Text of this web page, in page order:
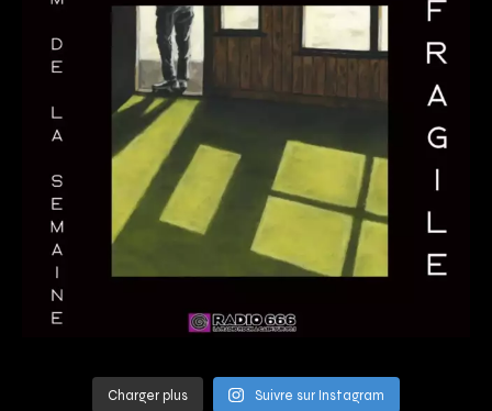
Charger plus Suivre sur Instagram